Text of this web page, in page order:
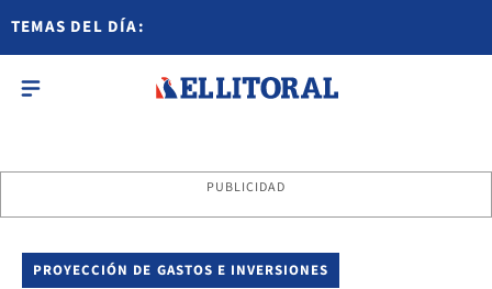
TEMAS DEL DÍA:
PUBLICIDAD
PROYECCIÓN DE GASTOS E INVERSIONES